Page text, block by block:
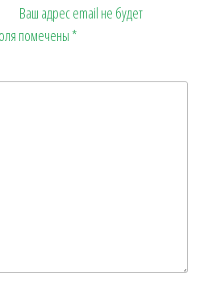
ит
ь
Ваш адрес email не будет
помечены *